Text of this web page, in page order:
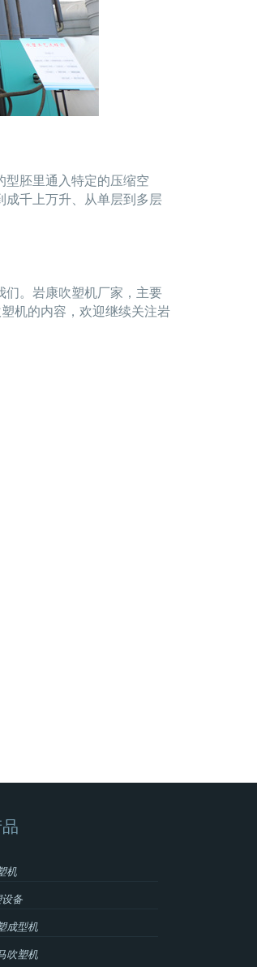
型胚里通入特定的压缩空
千上万升、从单层到多层
们。岩康吹塑机厂家，主要
机的内容，欢迎继续关注岩
机
备
成型机
吹塑机